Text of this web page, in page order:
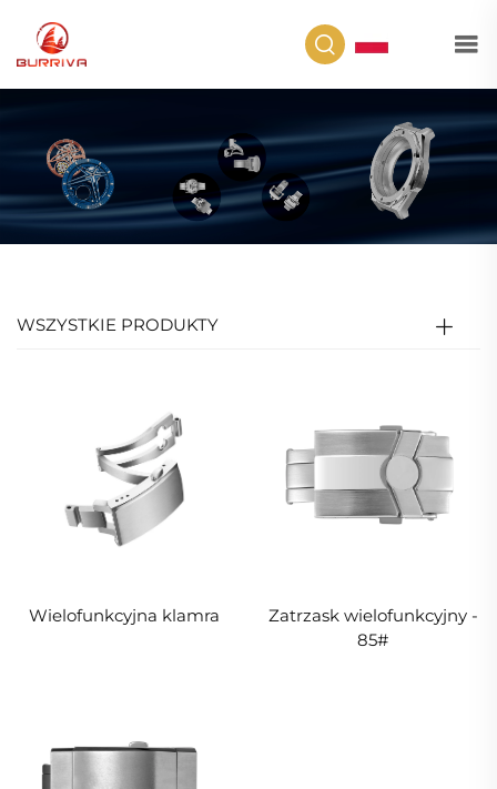
WSZYSTKIE PRODUKTY
Wielofunkcyjna klamra
Zatrzask wielofunkcyjny -
85#